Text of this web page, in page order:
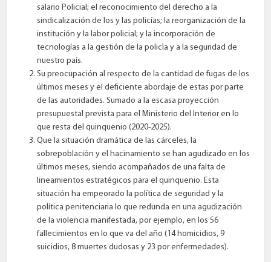
salario Policial; el reconocimiento del derecho a la
sindicalización de los y las policías; la reorganización de la
institución y la labor policial; y la incorporación de
tecnologías a la gestión de la policìa y a la seguridad de
nuestro país.
Su preocupación al respecto de la cantidad de fugas de los
últimos meses y el deficiente abordaje de estas por parte
de las autoridades. Sumado a la escasa proyección
presupuestal prevista para el Ministerio del Interior en lo
que resta del quinquenio (2020-2025).
Que la situación dramática de las cárceles, la
sobrepoblación y el hacinamiento se han agudizado en los
últimos meses, siendo acompañados de una falta de
lineamientos estratégicos para el quinquenio. Esta
situación ha empeorado la política de seguridad y la
política penitenciaria lo que redunda en una agudización
de la violencia manifestada, por ejemplo, en los 56
fallecimientos en lo que va del año (14 homicidios, 9
suicidios, 8 muertes dudosas y 23 por enfermedades).